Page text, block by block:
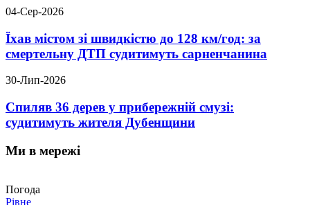
04-Сер-2026
Їхав містом зі швидкістю до 128 км/год: за
смертельну ДТП судитимуть сарненчанина
30-Лип-2026
Спиляв 36 дерев у прибережній смузі:
судитимуть жителя Дубенщини
Ми в мережі
Погода
Рівне